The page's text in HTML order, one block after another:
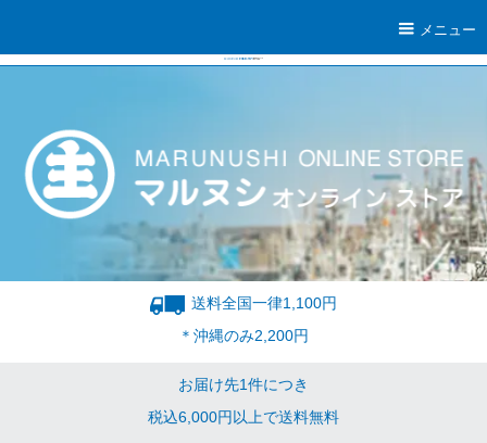
メニュー
送料全国一律1,100円
＊沖縄のみ2,200円
お届け先1件につき
税込6,000円以上で送料無料